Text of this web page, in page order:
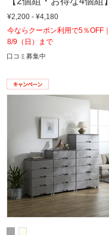
¥2,200 - ¥4,180
今ならクーポン利用で5％OFF｜
8/9（日）まで
口コミ募集中